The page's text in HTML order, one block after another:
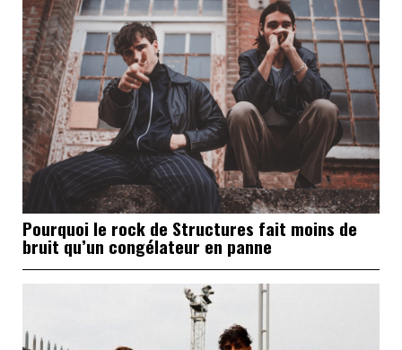
Pourquoi le rock de Structures fait moins de
bruit qu’un congélateur en panne